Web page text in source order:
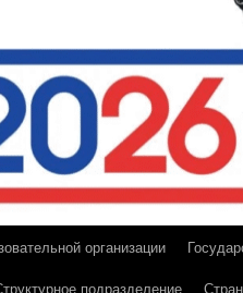
организации
подразделение